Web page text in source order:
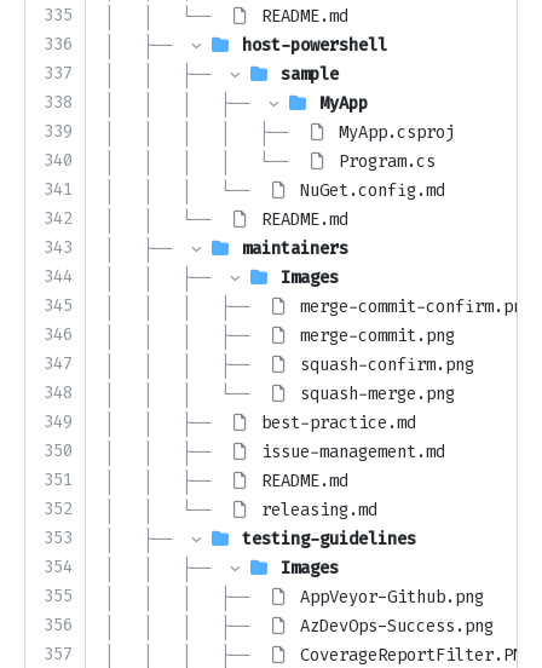
335
336
337
338
339
340
341
342
343
344
345
346
347
348
349
350
351
352
353
354
355
356
357
│   │   └──
README.md
│   ├──
host-powershell
│   │   ├──
sample
│   │   │   ├──
MyApp
│   │   │   │   ├──
MyApp.csproj
│   │   │   │   └──
Program.cs
│   │   │   └──
NuGet.config.md
│   │   └──
README.md
│   ├──
maintainers
│   │   ├──
Images
│   │   │   ├──
merge-commit-confirm.png
│   │   │   ├──
merge-commit.png
│   │   │   ├──
squash-confirm.png
│   │   │   └──
squash-merge.png
│   │   ├──
best-practice.md
│   │   ├──
issue-management.md
│   │   ├──
README.md
│   │   └──
releasing.md
│   ├──
testing-guidelines
│   │   ├──
Images
│   │   │   ├──
AppVeyor-Github.png
│   │   │   ├──
AzDevOps-Success.png
│   │   │   ├──
CoverageReportFilter.PNG